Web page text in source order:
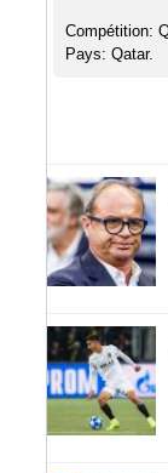
Compétition:
Pays: Qatar.